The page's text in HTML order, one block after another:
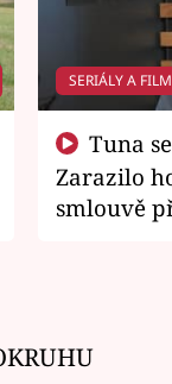
SERIÁLY A
Zarazilo
smlouvě